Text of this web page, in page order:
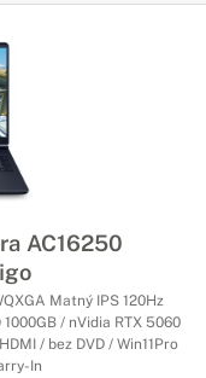
AC16250
Matný IPS 120Hz
/ nVidia RTX 5060
/ bez DVD / Win11Pro
In